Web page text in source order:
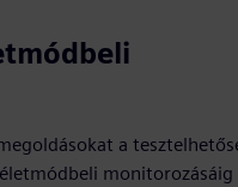
a
monitorozásáig